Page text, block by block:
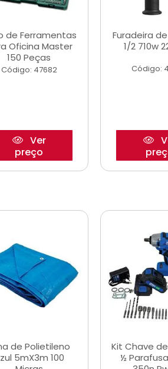
de Ferramentas
Oficina Master
150 Peças
Código: 47682
Ver
preço
Furadeira
1/2 710w
Código:
de Polietileno
5mX3m 100
Kit Chave
½